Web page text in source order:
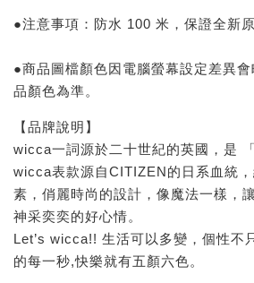
●注意事項：防水 100 米，保證全新
●商品圖檔顏色因電腦螢幕設定差異
品顏色為準。
【品牌說明】
wicca一詞源於二十世紀的英國，是
wicca表款源自CITIZEN的日系血統
素，俏麗時尚的設計，像魔法一樣，
神采奕奕的好心情。
Let’s wicca!! 生活可以多變，個性不
的每一秒,快樂就有五顏六色。